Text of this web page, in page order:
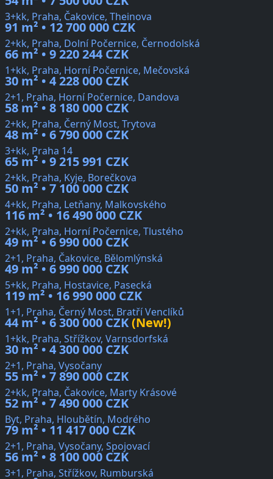
3+kk, Praha, Čakovice, Theinova
91 m² • 12 700 000 CZK
2+kk, Praha, Dolní Počernice, Černodolská
66 m² • 9 220 244 CZK
1+kk, Praha, Horní Počernice, Mečovská
30 m² • 4 228 000 CZK
2+1, Praha, Horní Počernice, Dandova
58 m² • 8 180 000 CZK
2+kk, Praha, Černý Most, Trytova
48 m² • 6 790 000 CZK
3+kk, Praha 14
65 m² • 9 215 991 CZK
2+kk, Praha, Kyje, Borečkova
50 m² • 7 100 000 CZK
4+kk, Praha, Letňany, Malkovského
116 m² • 16 490 000 CZK
2+kk, Praha, Horní Počernice, Tlustého
49 m² • 6 990 000 CZK
2+1, Praha, Čakovice, Bělomlýnská
49 m² • 6 990 000 CZK
5+kk, Praha, Hostavice, Pasecká
119 m² • 16 990 000 CZK
1+1, Praha, Černý Most, Bratří Venclíků
44 m² • 6 300 000 CZK(New!)
1+kk, Praha, Střížkov, Varnsdorfská
30 m² • 4 300 000 CZK
2+1, Praha, Vysočany
55 m² • 7 890 000 CZK
2+kk, Praha, Čakovice, Marty Krásové
52 m² • 7 490 000 CZK
Byt, Praha, Hloubětín, Modrého
79 m² • 11 417 000 CZK
2+1, Praha, Vysočany, Spojovací
56 m² • 8 100 000 CZK
3+1, Praha, Střížkov, Rumburská